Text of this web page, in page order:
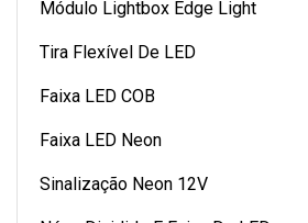
Módulo Lightbox Edge Light
Tira Flexível De LED
Faixa LED COB
Faixa LED Neon
Sinalização Neon 12V